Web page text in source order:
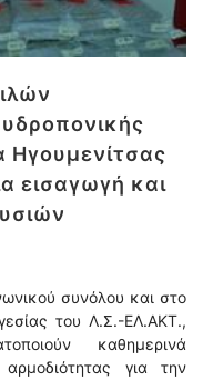
Ηγουμενίτσας
εισαγωγή και
συνόλου και στο
του Λ.Σ.-ΕΛ.ΑΚΤ.,
καθημερινά
για την